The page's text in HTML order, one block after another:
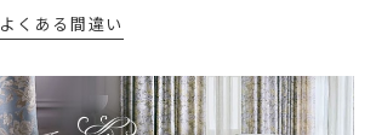
よくある間違い